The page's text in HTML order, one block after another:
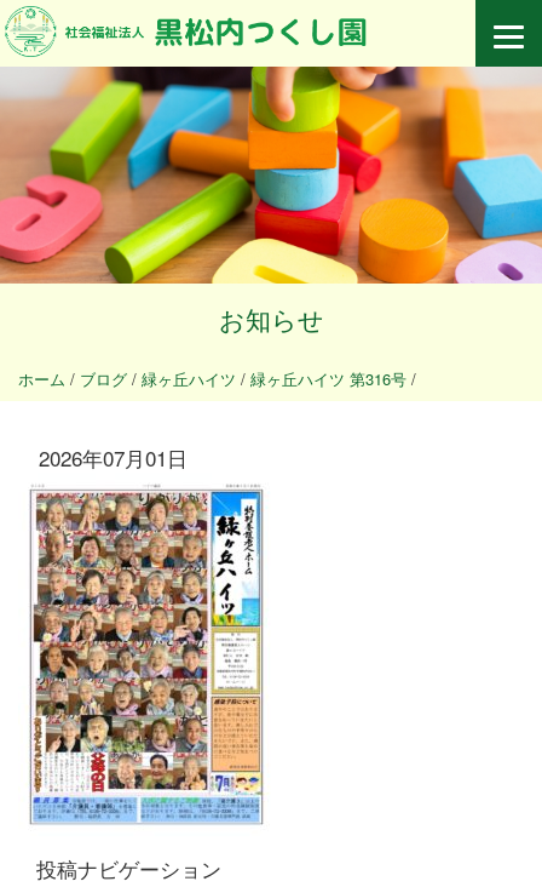
お知らせ
ホーム / ブログ / 緑ヶ丘ハイツ / 緑ヶ丘ハイツ 第316号 /
2026年07月01日
投稿ナビゲーション